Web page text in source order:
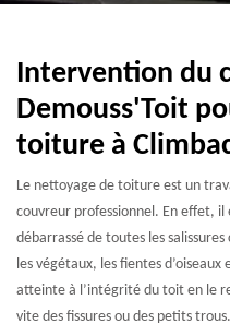
Intervention du
Demouss'Toit
toiture à
Le nettoyage de toiture est un
couvreur professionnel. En effet,
débarrassé de toutes les
les végétaux, les fientes
atteinte à l’intégrité du toit en le
vite des fissures ou des petits